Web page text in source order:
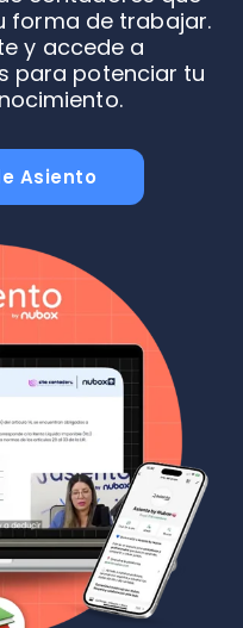
forma de trabajar.
y accede a
para potenciar tu
Asiento